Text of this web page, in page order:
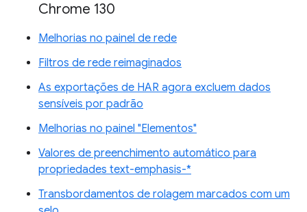
Chrome 130
Melhorias no painel de rede
Filtros de rede reimaginados
As exportações de HAR agora excluem dados
sensíveis por padrão
Melhorias no painel "Elementos"
Valores de preenchimento automático para
propriedades text-emphasis-*
Transbordamentos de rolagem marcados com um